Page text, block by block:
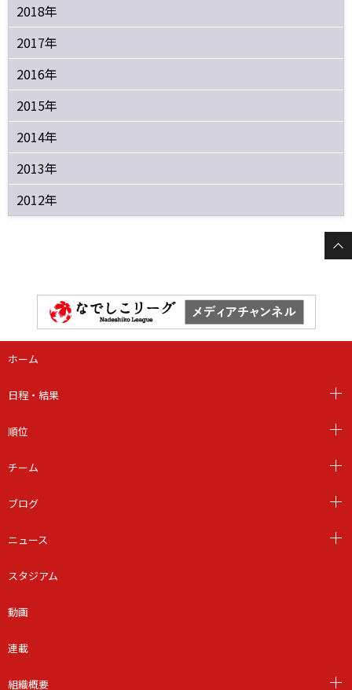
2018年
2017年
2016年
2015年
2014年
2013年
2012年
ホーム
日程・結果
順位
チーム
ブログ
ニュース
スタジアム
動画
連載
組織概要